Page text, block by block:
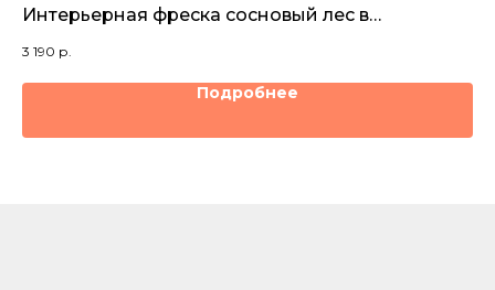
Интерьерная фреска сосновый лес в
3 190 р.
Подробнее